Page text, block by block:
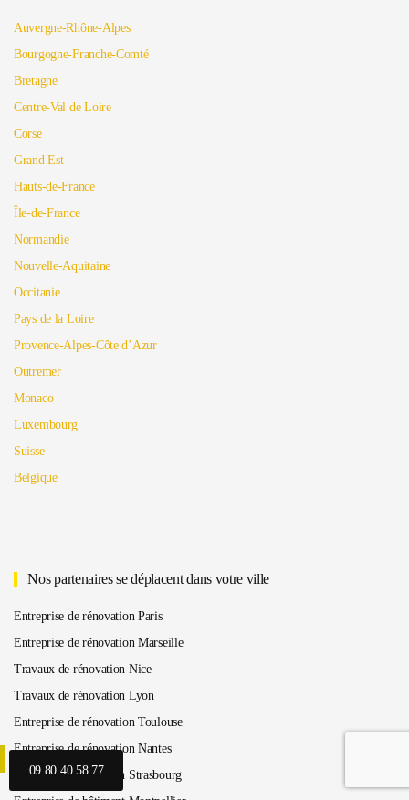
Auvergne-Rhône-Alpes
Bourgogne-Franche-Comté
Bretagne
Centre-Val de Loire
Corse
Grand Est
Hauts-de-France
Île-de-France
Normandie
Nouvelle-Aquitaine
Occitanie
Pays de la Loire
Provence-Alpes-Côte d’Azur
Outremer
Monaco
Luxembourg
Suisse
Belgique
Nos partenaires se déplacent dans votre ville
Entreprise de rénovation Paris
Entreprise de rénovation Marseille
Travaux de rénovation Nice
Travaux de rénovation Lyon
Entreprise de rénovation Toulouse
Entreprise de rénovation Nantes
Travaux de rénovation Strasbourg
09 80 40 58 77